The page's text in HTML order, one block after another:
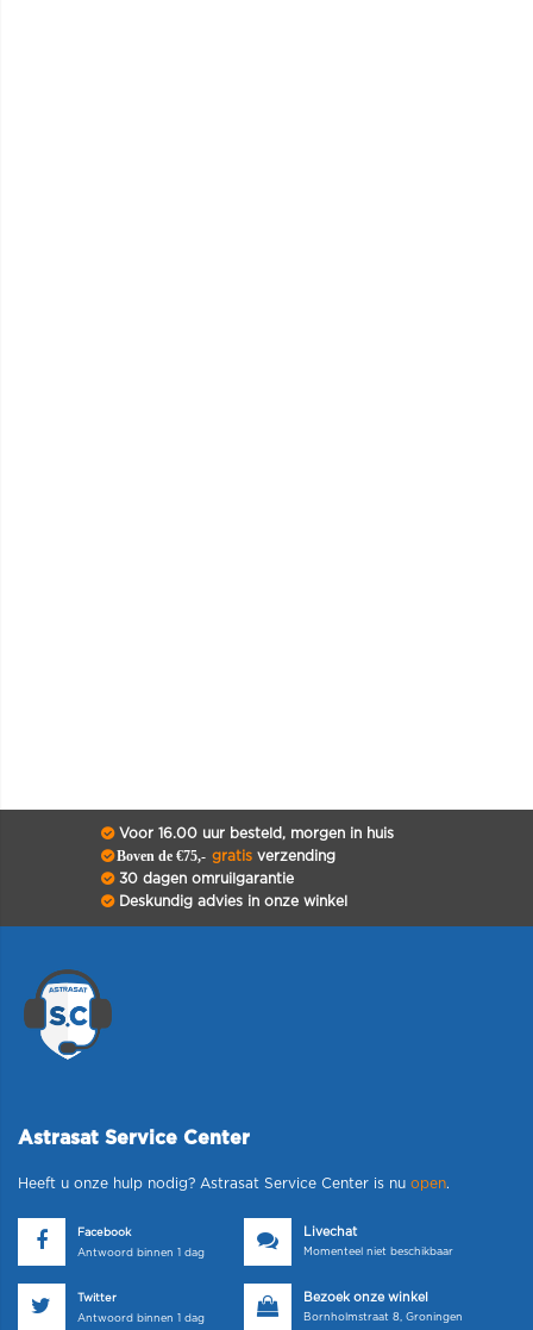
Voor 16.00 uur besteld, morgen in huis
Boven de €75,- gratisverzending
30 dagen omruilgarantie
Deskundig advies in onze winkel
Astrasat Service Center
Heeft u onze hulp nodig? Astrasat Service Center is nu open.
Facebook
Antwoord binnen 1 dag
Livechat
Momenteel niet beschikbaar
Twitter
Antwoord binnen 1 dag
Bezoek onze winkel
Bornholmstraat 8, Groningen